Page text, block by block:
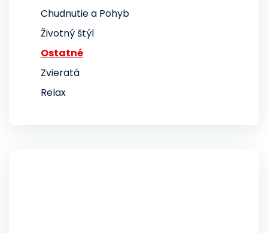
Chudnutie a Pohyb
Životný štýl
Ostatné
Zvieratá
Relax